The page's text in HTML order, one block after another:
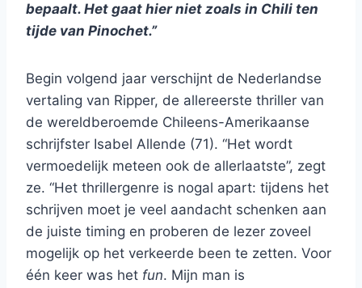
bepaalt. Het gaat hier niet zoals in Chili ten
tijde van Pinochet.”
Begin volgend jaar verschijnt de Nederlandse
vertaling van Ripper, de allereerste thriller van
de wereldberoemde Chileens-Amerikaanse
schrijfster Isabel Allende (71). “Het wordt
vermoedelijk meteen ook de allerlaatste”, zegt
ze. “Het thrillergenre is nogal apart: tijdens het
schrijven moet je veel aandacht schenken aan
de juiste timing en proberen de lezer zoveel
mogelijk op het verkeerde been te zetten. Voor
één keer was het fun. Mijn man is